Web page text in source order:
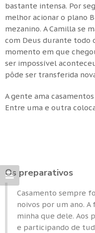
bastante intensa. Por
melhor acionar o plano
mezanino. A Camilla se
com Deus durante todo
momento em que
ser impossível
pôde ser transferida
A gente ama
Entre uma e outra
Os preparativos
Casamento sempre
noivos por um ano.
minha que dele. Aos
e participando de